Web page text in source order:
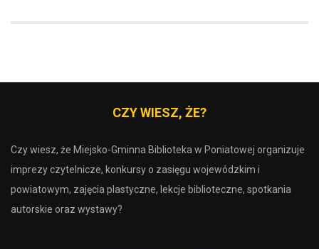
CZY WIESZ, ŻE?
Czy wiesz, że Miejsko-Gminna Biblioteka w Poniatowej organizuje
imprezy czytelnicze, konkursy o zasięgu wojewódzkim i
powiatowym, zajęcia plastyczne, lekcje biblioteczne, spotkania
autorskie oraz wystawy?